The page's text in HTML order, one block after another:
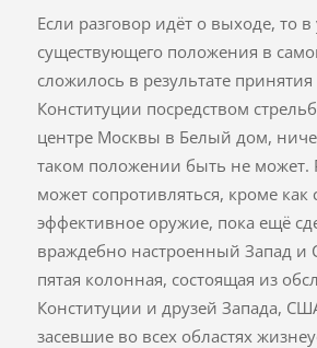
Если разговор идёт о выходе, то в
существующего положения в
сложилось в результате
Конституции посредством
центре Москвы в Белый дом,
таком положении быть не может.
может сопротивляться, кроме как
эффективное оружие, пока ещё
враждебно настроенный Запад и
пятая колонная, состоящая из
Конституции и друзей Запада,
засевшие во всех областях